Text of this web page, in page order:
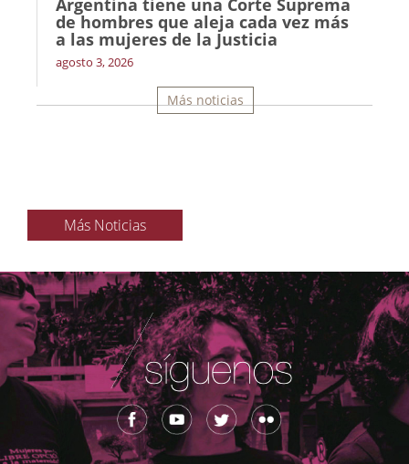
Argentina tiene una Corte Suprema
de hombres que aleja cada vez más
a las mujeres de la Justicia
agosto 3, 2026
Más noticias
Más Noticias